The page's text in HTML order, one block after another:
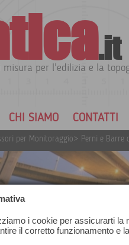
.it
misura per l'edilizia e la
CHI SIAMO CONTATTI
per Monitoraggio > Perni e Barre
i cookie per assicurarti la
il corretto funzionamento e